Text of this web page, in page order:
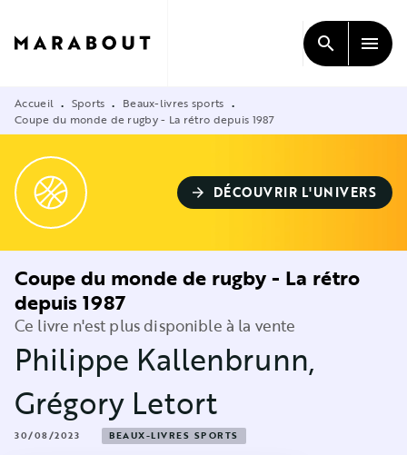
CONTENU
search menu
Accueil • Sports • Beaux-livres sports •
Coupe du monde de rugby - La rétro depuis 1987
arrow_forward DÉCOUVRIR L'UNIVERS
Coupe du monde de rugby - La rétro
depuis 1987
Ce livre n'est plus disponible à la vente
Philippe Kallenbrunn,
Grégory Letort
30/08/2023 BEAUX-LIVRES SPORTS